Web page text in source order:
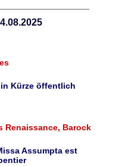
Kürze öffentlich
Renaissance, Barock
Assumpta est